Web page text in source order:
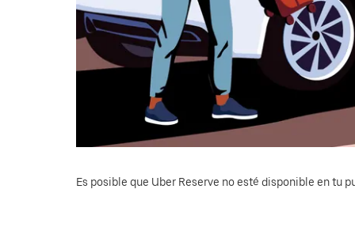
Es posible que Uber Reserve no esté disponible en tu